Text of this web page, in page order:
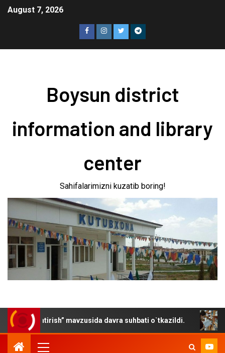
August 7, 2026
Boysun district
information and library
center
Sahifalarimizni kuzatib boring!
mavzusida davra suhbati o`tkazildi. “Yoz-